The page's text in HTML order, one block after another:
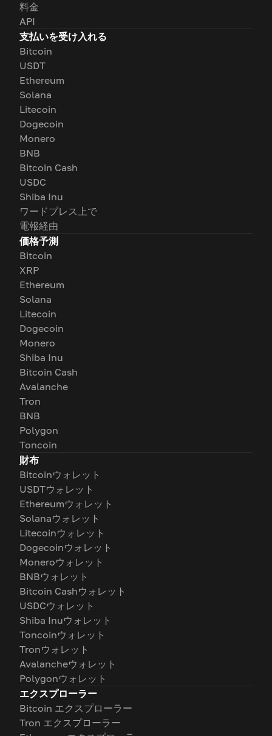
料金
API
支払いを受け入れる
Bitcoin
USDT
Ethereum
Solana
Litecoin
Dogecoin
Monero
BNB
Bitcoin Cash
USDC
Shiba Inu
ワードプレス上で
電報経由
価格予測
Bitcoin
XRP
Ethereum
Solana
Litecoin
Dogecoin
Monero
Shiba Inu
Bitcoin Cash
Avalanche
Tron
BNB
Polygon
Toncoin
財布
Bitcoinウォレット
USDTウォレット
Ethereumウォレット
Solanaウォレット
Litecoinウォレット
Dogecoinウォレット
Moneroウォレット
BNBウォレット
Bitcoin Cashウォレット
USDCウォレット
Shiba Inuウォレット
Toncoinウォレット
Tronウォレット
Avalancheウォレット
Polygonウォレット
エクスプローラー
Bitcoin エクスプローラー
Tron エクスプローラー